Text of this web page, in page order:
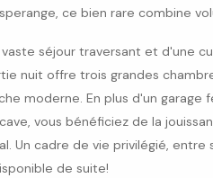
ce bien rare combine
séjour traversant et d'une
nuit offre trois grandes
moderne. En plus d'un garage
vous bénéficiez de la
Un cadre de vie privilégié,
de suite!